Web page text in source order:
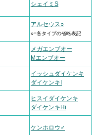
シェイミS
アルセウス○
○=各タイプの省略表記
メガエンブオー
Mエンブオー
イッシュダイケンキ
ダイケンキI
ヒスイダイケンキ
ダイケンキHi
ケンホロウ♂